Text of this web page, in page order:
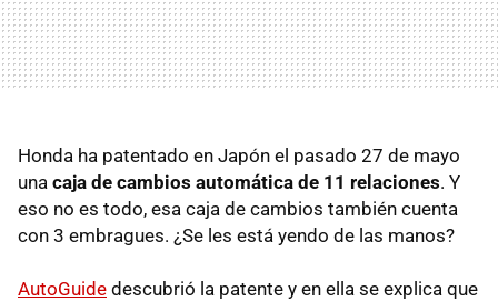
Honda ha patentado en Japón el pasado 27 de mayo
una caja de cambios automática de 11 relaciones. Y
eso no es todo, esa caja de cambios también cuenta
con 3 embragues. ¿Se les está yendo de las manos?
AutoGuide descubrió la patente y en ella se explica que